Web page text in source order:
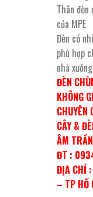
Thân
của MPE
Đèn có
phù hợp
nhà
ĐÈN
KHÔNG
CHUYÊN
CÂY &
ÂM
ĐT :
ĐỊA CHỈ :
– TP HỒ